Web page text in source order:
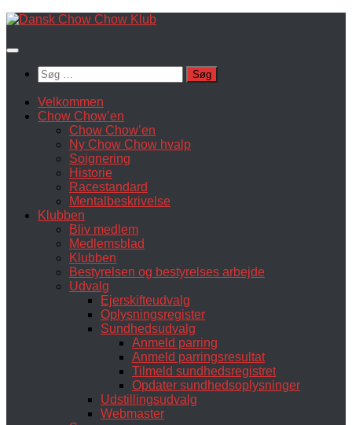
Skip
content
Søg
efter:
Velkommen
Chow Chow’en
Chow Chow’en
Ny Chow Chow hvalp
Soignering
Historie
Racestandard
Mentalbeskrivelse
Klubben
Bliv medlem
Medlemsblad
Klubben
Bestyrelsen og bestyrelses arbejde
Udvalg
Ejerskifteudvalg
Oplysningsregister
Sundhedsudvalg
Anmeld parring
Anmeld parringsresultat
Tilmeld sundhedsregistret
Opdater sundhedsoplysninger
Udstillingsudvalg
Webmaster